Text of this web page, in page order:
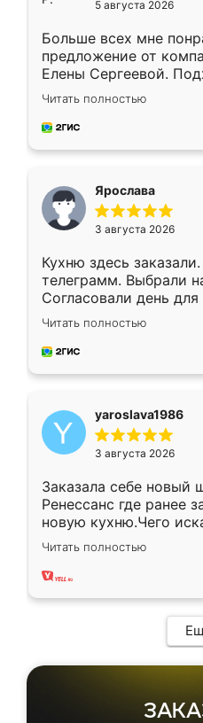
5 августа 2026
Больше всех мне
предложение от
Елены Сергеевой.
короткие сроки
для замера сотрудник
предложил по моему
Читать полностью
Ярослава
3 августа 2026
Кухню здесь
телеграмм. Выбрали
Согласовали день
недели кухня была
довольны работой.
мебель за
Читать полностью
yaroslava1986
3 августа 2026
Заказала себе новый
Ренессанс где ранее
новую кухню.Чего
вполне довольна.
два года, нареканий
Читать полностью